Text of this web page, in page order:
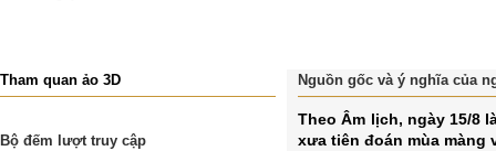
Tham quan ảo 3D
Bộ đếm lượt truy cập
Nguồn gốc và ý nghĩa của
Theo Âm lịch, ngày 15/8
xưa tiên đoán mùa màng